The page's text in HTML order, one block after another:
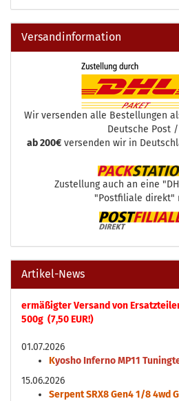
Versandinformation
Wir versenden alle Bestellungen
Deutsche Post /
ab 200€ versenden wir in
Zustellung auch an eine
"Postfiliale direkt"
Artikel-News
ermäßigter Versand von
500g (7,50 EUR!)
01.07.2026
Kyosho Inferno MP11
15.06.2026
Serpent SRX8 Gen4 1/8 4wd